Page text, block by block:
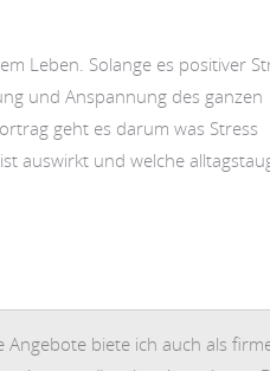
Leben. Solange es positiver
und Anspannung des ganzen
geht es darum was Stress
auswirkt und welche
Angebote biete ich auch als